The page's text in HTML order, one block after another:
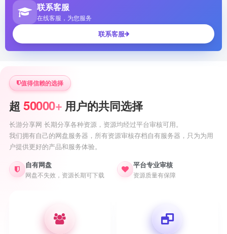
联系客服
在线客服，为您服务
联系客服
值得信赖的选择
超 50000+ 用户的共同选择
长游分享网 长期分享各种资源，资源均经过平台审核可用。
我们拥有自己的网盘服务器，所有资源审核存档自有服务器，只为为用
户提供更好的产品和服务体验。
自有网盘
网盘不失效，资源长期可下载
平台专业审核
资源质量有保障